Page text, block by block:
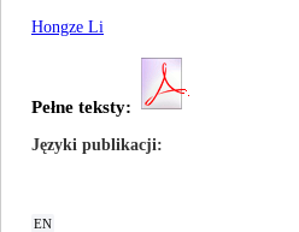
Hongze Li
Pełne teksty:
Języki publikacji
EN